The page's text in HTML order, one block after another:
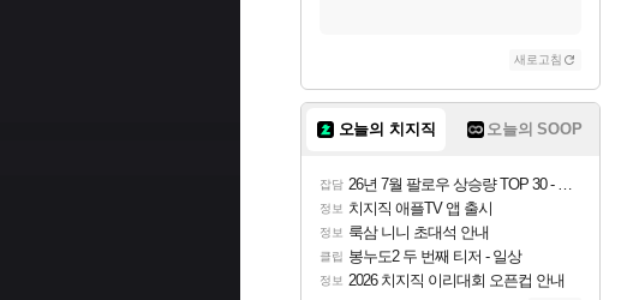
새로고침
오늘의 치지직 오늘의 SOOP
잡담 26년 7월 팔로우 상승량 TOP 30 - 월간 치지직
정보 치지직 애플TV 앱 출시
정보 룩삼 니니 초대석 안내
클립 봉누도2 두 번째 티저 - 일상
정보 2026 치지직 이리대회 오픈컵 안내